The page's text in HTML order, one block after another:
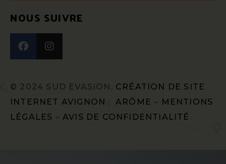
NOUS SUIVRE
© 2024 SUD EVASION, CRÉATION DE SITE
INTERNET AVIGNON :ARÔME – MENTIONS
LÉGALES –AVIS DE CONFIDENTIALITÉ